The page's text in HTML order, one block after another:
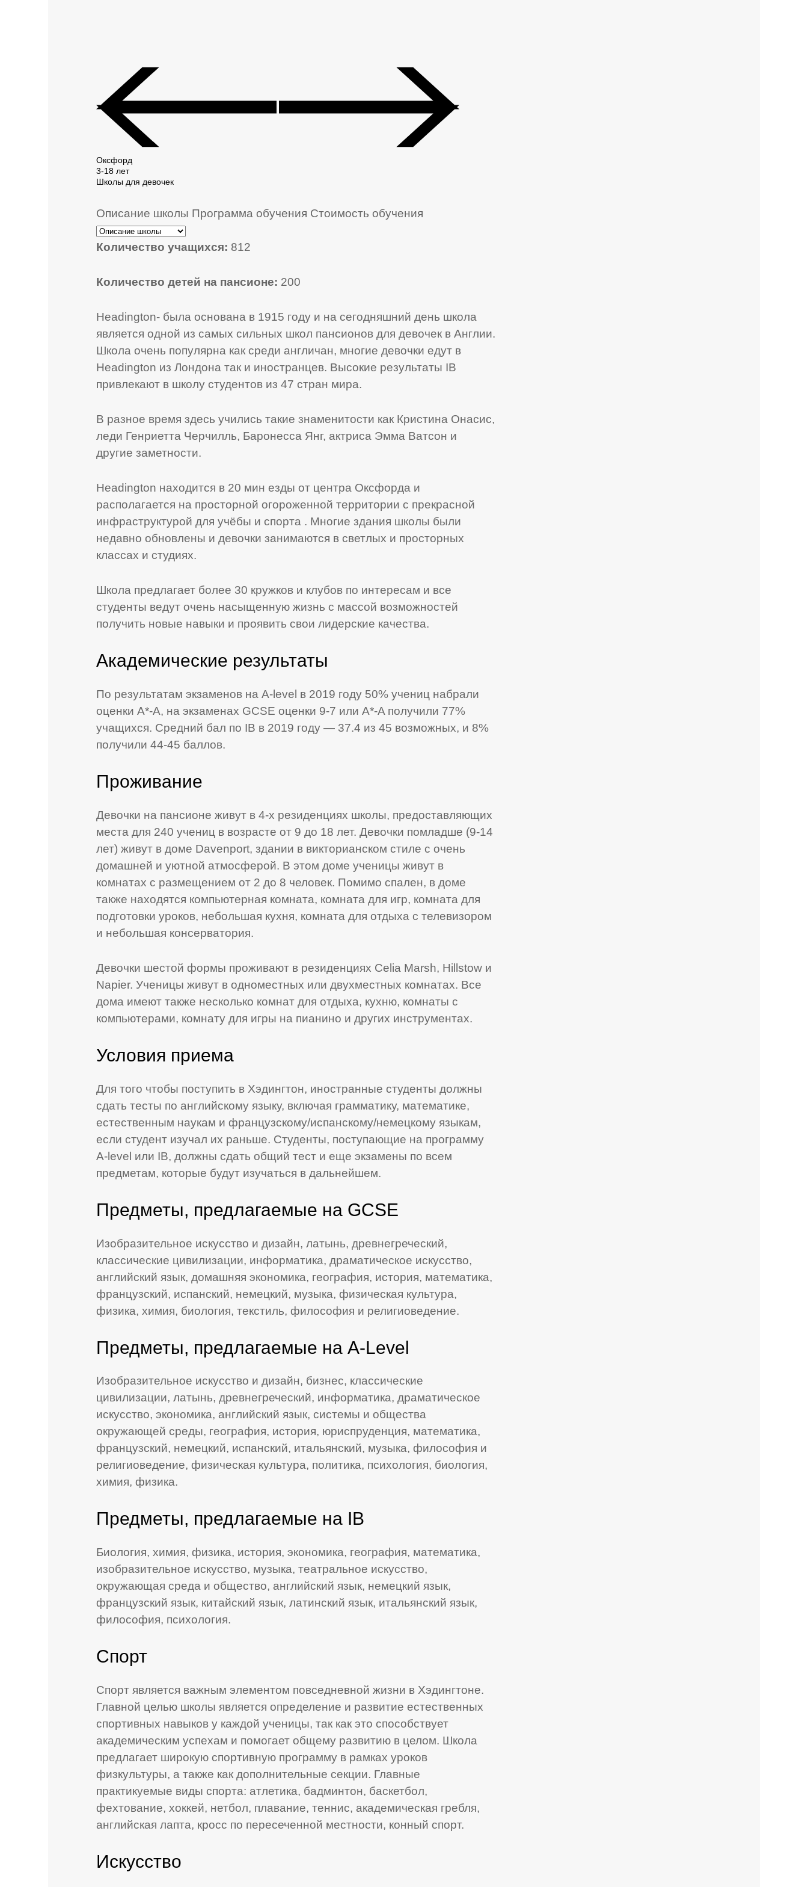
Оксфорд
3-18 лет
Школы для девочек
Описание школы Программа обучения Стоимость обучения
Количество учащихся: 812
Количество детей на пансионе: 200
Headington- была основана в 1915 году и на сегодняшний день школа
является одной из самых сильных школ пансионов для девочек в Англии.
Школа очень популярна как среди англичан, многие девочки едут в
Headington из Лондона так и иностранцев. Высокие результаты IB
привлекают в школу студентов из 47 стран мира.
В разное время здесь учились такие знаменитости как Кристина Онасис,
леди Генриетта Черчилль, Баронесса Янг, актриса Эмма Ватсон и
другие заметности.
Headington находится в 20 мин езды от центра Оксфорда и
располагается на просторной огороженной территории с прекрасной
инфраструктурой для учёбы и спорта . Многие здания школы были
недавно обновлены и девочки занимаются в светлых и просторных
классах и студиях.
Школа предлагает более 30 кружков и клубов по интересам и все
студенты ведут очень насыщенную жизнь с массой возможностей
получить новые навыки и проявить свои лидерские качества.
Академические результаты
По результатам экзаменов на A-level в 2019 году 50% учениц набрали
оценки А*-A, на экзаменах GCSE оценки 9-7 или А*-A получили 77%
учащихся. Средний бал по IB в 2019 году — 37.4 из 45 возможных, и 8%
получили 44-45 баллов.
Проживание
Девочки на пансионе живут в 4-х резиденциях школы, предоставляющих
места для 240 учениц в возрасте от 9 до 18 лет. Девочки помладше (9-14
лет) живут в доме Davenport, здании в викторианском стиле с очень
домашней и уютной атмосферой. В этом доме ученицы живут в
комнатах с размещением от 2 до 8 человек. Помимо спален, в доме
также находятся компьютерная комната, комната для игр, комната для
подготовки уроков, небольшая кухня, комната для отдыха с телевизором
и небольшая консерватория.
Девочки шестой формы проживают в резиденциях Celia Marsh, Hillstow и
Napier. Ученицы живут в одноместных или двухместных комнатах. Все
дома имеют также несколько комнат для отдыха, кухню, комнаты с
компьютерами, комнату для игры на пианино и других инструментах.
Условия приема
Для того чтобы поступить в Хэдингтон, иностранные студенты должны
сдать тесты по английскому языку, включая грамматику, математике,
естественным наукам и французскому/испанскому/немецкому языкам,
если студент изучал их раньше. Студенты, поступающие на программу
A-level или IB, должны сдать общий тест и еще экзамены по всем
предметам, которые будут изучаться в дальнейшем.
Предметы, предлагаемые на GCSE
Изобразительное искусство и дизайн, латынь, древнегреческий,
классические цивилизации, информатика, драматическое искусство,
английский язык, домашняя экономика, география, история, математика,
французский, испанский, немецкий, музыка, физическая культура,
физика, химия, биология, текстиль, философия и религиоведение.
Предметы, предлагаемые на A-Level
Изобразительное искусство и дизайн, бизнес, классические
цивилизации, латынь, древнегреческий, информатика, драматическое
искусство, экономика, английский язык, системы и общества
окружающей среды, география, история, юриспруденция, математика,
французский, немецкий, испанский, итальянский, музыка, философия и
религиоведение, физическая культура, политика, психология, биология,
химия, физика.
Предметы, предлагаемые на IB
Биология, химия, физика, история, экономика, география, математика,
изобразительное искусство, музыка, театральное искусство,
окружающая среда и общество, английский язык, немецкий язык,
французский язык, китайский язык, латинский язык, итальянский язык,
философия, психология.
Спорт
Спорт является важным элементом повседневной жизни в Хэдингтоне.
Главной целью школы является определение и развитие естественных
спортивных навыков у каждой ученицы, так как это способствует
академическим успехам и помогает общему развитию в целом. Школа
предлагает широкую спортивную программу в рамках уроков
физкультуры, а также как дополнительные секции. Главные
практикуемые виды спорта: атлетика, бадминтон, баскетбол,
фехтование, хоккей, нетбол, плавание, теннис, академическая гребля,
английская лапта, кросс по пересеченной местности, конный спорт.
Искусство